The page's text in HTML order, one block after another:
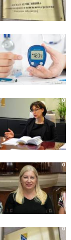
0
0
0
0